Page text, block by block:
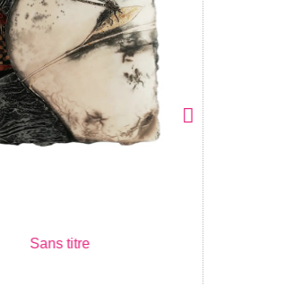
Sans titre